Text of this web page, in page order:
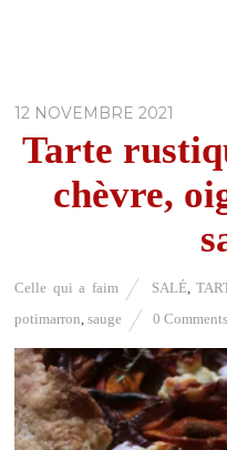
12 NOVEMBRE 2021
Tarte
chèvre,
Celle qui a faim SALÉ ,
potimarron ,sauge 0 Comments